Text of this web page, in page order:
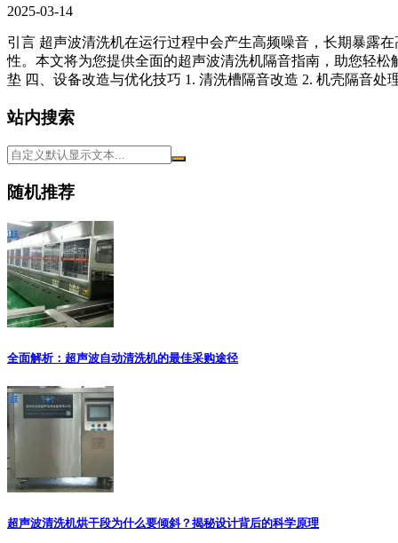
2025-03-14
引言 超声波清洗机在运行过程中会产生高频噪音，长期暴露
性。本文将为您提供全面的超声波清洗机隔音指南，助您轻
垫 四、设备改造与优化技巧 1. 清洗槽隔音改造 2. 机壳隔音
站内搜索
随机推荐
全面解析：超声波自动清洗机的最佳采购途径
超声波清洗机烘干段为什么要倾斜？揭秘设计背后的科学原理